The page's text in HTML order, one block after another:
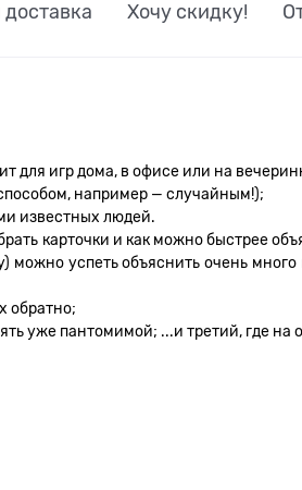
Хочу скидку!
для игр дома, в офисе или на
например — случайным!);
известных людей.
карточки и как можно быстрее
успеть объяснить очень
обратно;
уже пантомимой; ...и третий, где